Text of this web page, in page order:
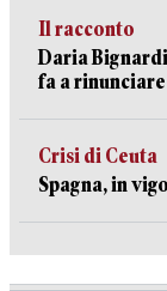
Il racconto
Daria
fa a rinunciare
Crisi di Ceuta
Spagna, in